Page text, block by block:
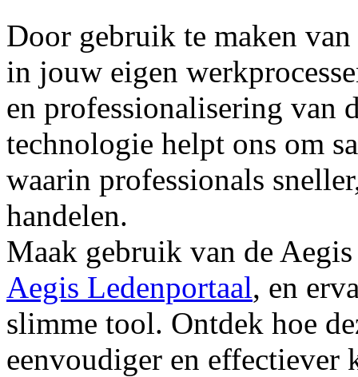
Door gebruik te maken
in jouw eigen
en professionalisering van
technologie helpt ons om
waarin professionals
handelen.
Maak gebruik van de
Aegis Ledenportaal, en
slimme tool. Ontdek hoe
eenvoudiger en